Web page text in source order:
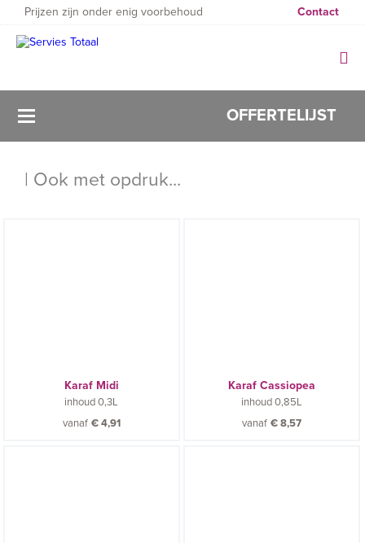
Prijzen zijn onder enig voorbehoud Contact
OFFERTELIJST
| Ook met opdruk...
Karaf Midi
inhoud0,3L
vanaf €4,91
Karaf Cassiopea
inhoud0,85L
vanaf €8,57